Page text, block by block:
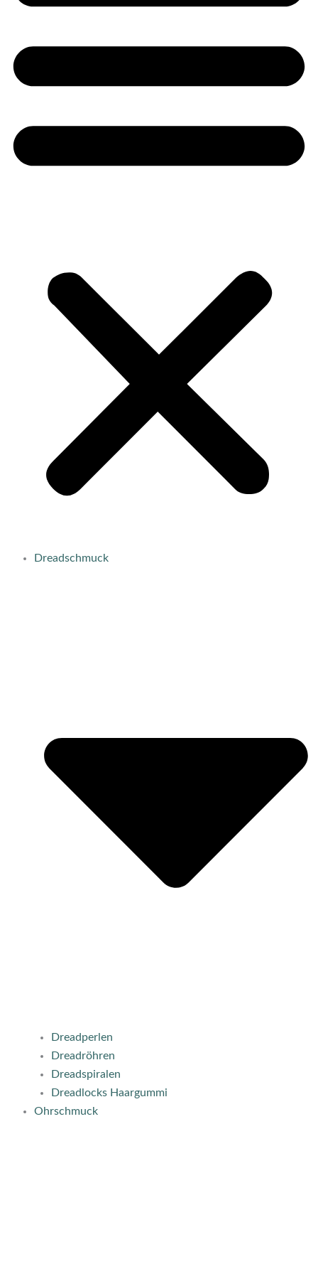
Dreadschmuck
Dreadperlen
Dreadröhren
Dreadspiralen
Dreadlocks Haargummi
Ohrschmuck